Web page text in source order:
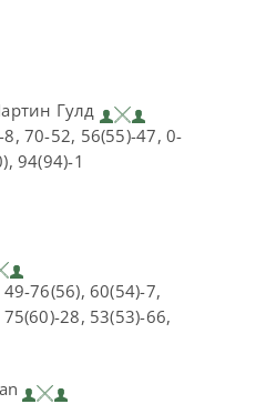
Гулд
70-52, 56(55)-47, 0-
94(94)-1
76(56), 60(54)-7,
28, 53(53)-66,